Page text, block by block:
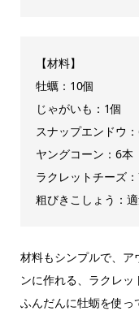
【材料】
牡蠣：10個
じゃがいも：1個
スナップエンドウ
ヤングコーン：6本
ラクレットチーズ
粗びきこしょう：
材料もシンプルで、ア
ンに作れる、ラクレッ
ふんだんに牡蛎を使